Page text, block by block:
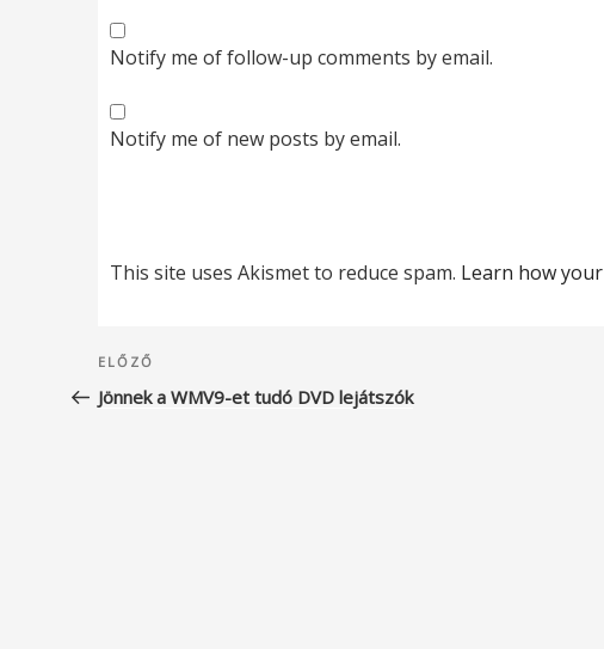
Notify me of follow-up comments by email.
Notify me of new posts by email.
This site uses Akismet to reduce spam. Learn how
Bejegyzés
navigáció
Korábbi
bejegyzés
ELŐZŐ
Jönnek a WMV9-et tudó DVD lejátszók